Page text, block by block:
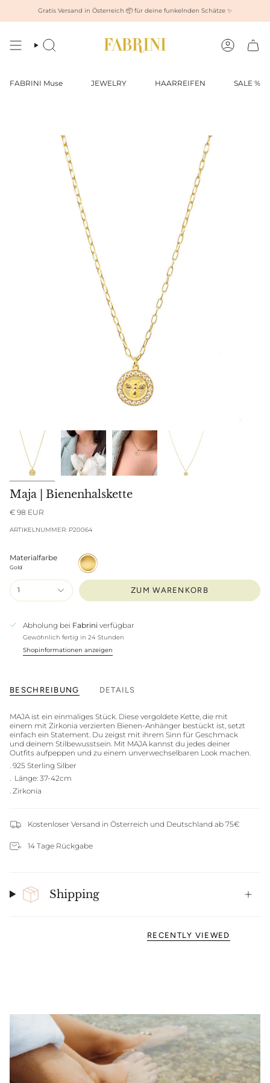
springen
Suche Konto
FABRINI Muse JEWELRY HAARREIFEN SALE %
Gratis Versand in Österreich 📦 für deine funkelnden Schätze ✨
Maja | Bienenhalskette
€ 98 EUR
ARTIKELNUMMER: P20064
Materialfarbe
Gold
Gold
1 ZUM WARENKORB
Abholung bei Fabrini verfügbar
Gewöhnlich fertig in 24 Stunden
Shopinformationen anzeigen
BESCHREIBUNG DETAILS
MAJA ist ein einmaliges Stück. Diese vergoldete Kette, die mit
einem mit Zirkonia verzierten Bienen-Anhänger bestückt ist, setzt
einfach ein Statement. Du zeigst mit ihrem Sinn für Geschmack
und deinem Stilbewusstsein. Mit MAJA kannst du jedes deiner
Outfits aufpeppen und zu einem unverwechselbaren Look machen.
. 925 Sterling Silber
. Länge: 37-42cm
. Zirkonia
Kostenloser Versand in Österreich und Deutschland ab 75€
14 Tage Rückgabe
Shipping
RECENTLY VIEWED